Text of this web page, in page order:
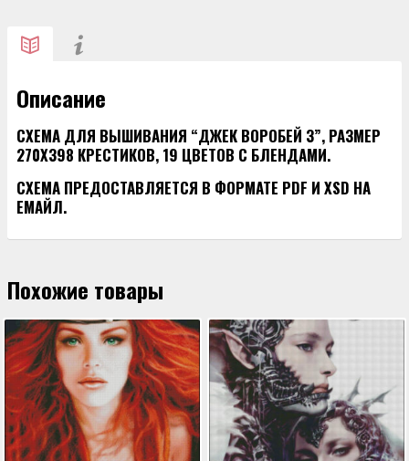
Описание
СХЕМА ДЛЯ ВЫШИВАНИЯ “ДЖЕК ВОРОБЕЙ 3”, РАЗМЕР
270Х398 КРЕСТИКОВ, 19 ЦВЕТОВ С БЛЕНДАМИ.
СХЕМА ПРЕДОСТАВЛЯЕТСЯ В ФОРМАТЕ PDF И XSD НА
ЕМАЙЛ.
Похожие товары